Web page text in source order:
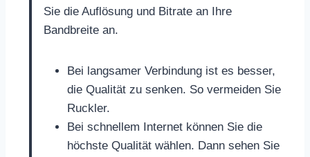
Sie die Auflösung und Bitrate an Ihre
Bandbreite an.
Bei langsamer Verbindung ist es besser,
die Qualität zu senken. So vermeiden Sie
Ruckler.
Bei schnellem Internet können Sie die
höchste Qualität wählen. Dann sehen Sie